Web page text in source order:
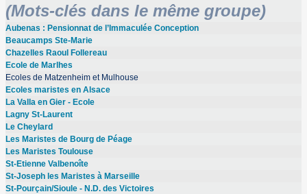
(Mots-clés dans le même groupe)
Aubenas : Pensionnat de l’Immaculée Conception
Beaucamps Ste-Marie
Chazelles Raoul Follereau
Ecole de Marlhes
Ecoles de Matzenheim et Mulhouse
Ecoles maristes en Alsace
La Valla en Gier - Ecole
Lagny St-Laurent
Le Cheylard
Les Maristes de Bourg de Péage
Les Maristes Toulouse
St-Etienne Valbenoîte
St-Joseph les Maristes à Marseille
St-Pourçain/Sioule - N.D. des Victoires